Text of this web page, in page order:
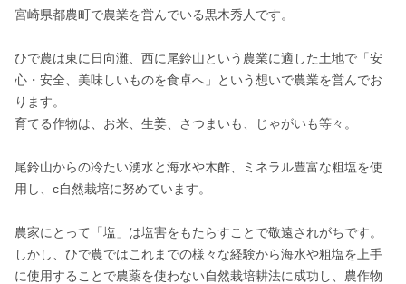
宮崎県都農町で農業を営んでいる黒木秀人です。
ひで農は東に日向灘、西に尾鈴山という農業に適した土地で「安
心・安全、美味しいものを食卓へ」という想いで農業を営んでお
ります。
育てる作物は、お米、生姜、さつまいも、じゃがいも等々。
尾鈴山からの冷たい湧水と海水や木酢、ミネラル豊富な粗塩を使
用し、c自然栽培に努めています。
農家にとって「塩」は塩害をもたらすことで敬遠されがちです。
しかし、ひで農ではこれまでの様々な経験から海水や粗塩を上手
に使用することで農薬を使わない自然栽培耕法に成功し、農作物